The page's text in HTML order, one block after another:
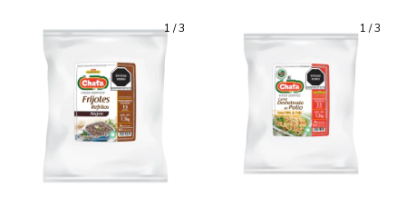
1 /3 1 /3